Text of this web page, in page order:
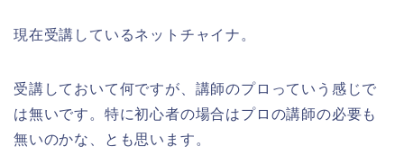
現在受講しているネットチャイナ。
受講しておいて何ですが、講師のプロっていう感じで
は無いです。特に初心者の場合はプロの講師の必要も
無いのかな、とも思います。